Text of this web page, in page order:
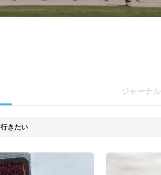
ジャーナル
行きたい